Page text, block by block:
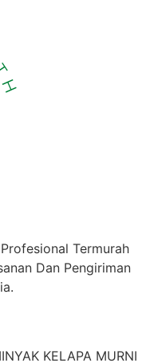
Termurah
Dan Pengiriman
KELAPA MURNI